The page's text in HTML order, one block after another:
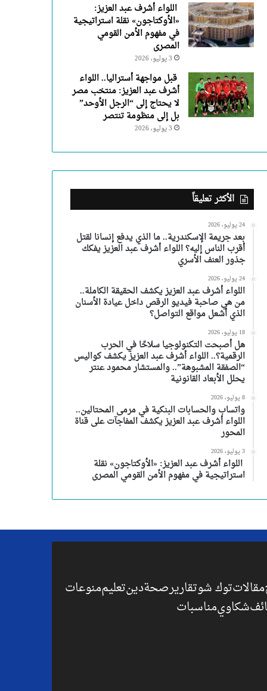
اللواء أشرف عبد العزيز:
«الأوكتاجون» نقلة استراتيجية
في مفهوم الأمن القومي
المصرى
3 يوليو، 2026
قبل مواجهة أستراليا.. اللواء
أشرف عبد العزيز: منتخب مصر
لا يحتاج إلى “الرجل الأوحد”
بل إلى منظومة تنتصر
3 يوليو، 2026
الأكثر تعليقاً
24 يوليو، 2026
بعد جريمة الإسكندرية.. ما الذي يدفع إنسانا لقتل
أقرب الناس إليه؟ اللواء أشرف عبد العزيز يفكك
جذور العنف الأسري
24 يوليو، 2026
اللواء أشرف عبد العزيز يكشف الحقيقة الكاملة..
من هي صاحبة فيديو الرقص داخل عيادة الأسنان
الذي أشعل مواقع التواصل؟
18 يوليو، 2026
هل أصبحت التكنولوجيا سلاحًا في الحرب
الرقمية؟.. اللواء أشرف عبد العزيز يكشف كواليس
“الصفقة المشبوهة”.. والمستشار محمود عنتر
يحلل الأبعاد القانونية
8 يوليو، 2026
واتساب والحسابات البنكية في مرمى المحتالين..
اللواء أشرف عبد العزيز يكشف المفاجآت على قناة
المحور
3 يوليو، 2026
اللواء أشرف عبد العزيز: «الأوكتاجون» نقلة
استراتيجية في مفهوم الأمن القومي المصرى
مقالاتتوك شوتقاريرصحةدينتعليممنوعات
شكاويمناسبات